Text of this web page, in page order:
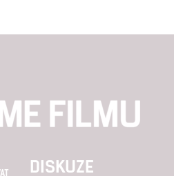
DISKUZE